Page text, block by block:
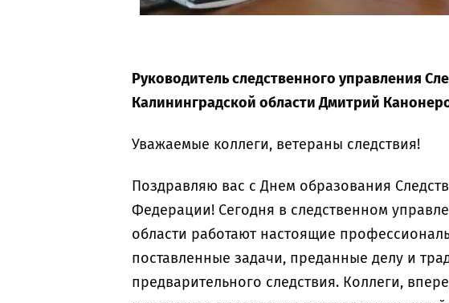
Руководитель следственного управления
Калининградской области Дмитрий
Уважаемые коллеги, ветераны следствия!
Поздравляю вас с Днем образования
Федерации! Сегодня в следственном
области работают настоящие
поставленные задачи, преданные делу и
предварительного следствия. Коллеги,